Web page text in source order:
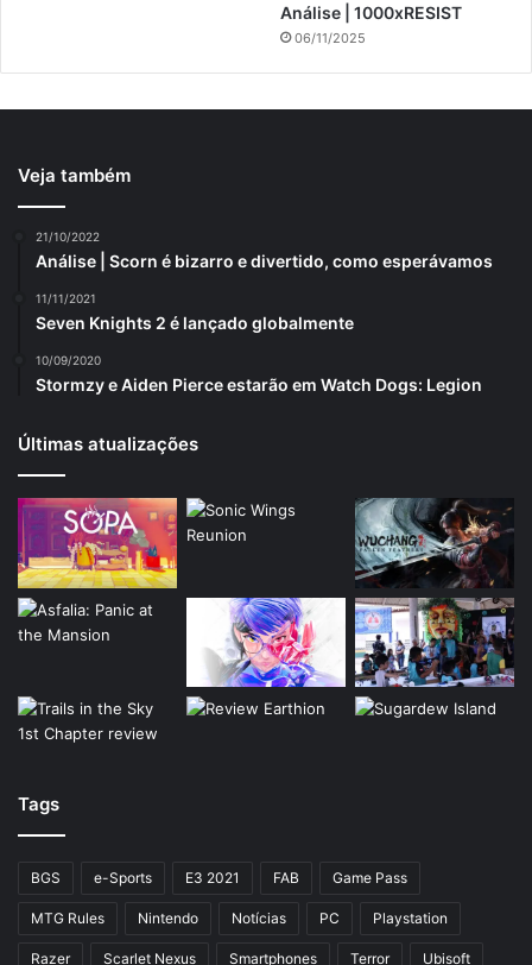
Análise | 1000xRESIST
06/11/2025
Veja também
21/10/2022
Análise | Scorn é bizarro e divertido, como esperávamos
11/11/2021
Seven Knights 2 é lançado globalmente
10/09/2020
Stormzy e Aiden Pierce estarão em Watch Dogs: Legion
Últimas atualizações
Tags
BGS e-Sports E3 2021 FAB Game Pass
MTG Rules Nintendo Notícias PC Playstation
Razer Scarlet Nexus Smartphones Terror Ubisoft